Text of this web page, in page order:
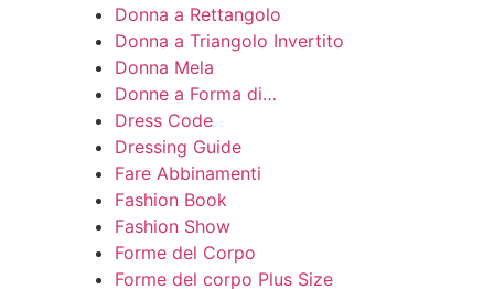
Donna a Rettangolo
Donna a Triangolo Invertito
Donna Mela
Donne a Forma di…
Dress Code
Dressing Guide
Fare Abbinamenti
Fashion Book
Fashion Show
Forme del Corpo
Forme del corpo Plus Size